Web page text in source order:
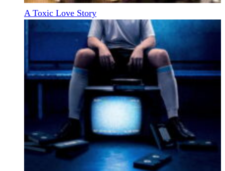
A Toxic Love Story